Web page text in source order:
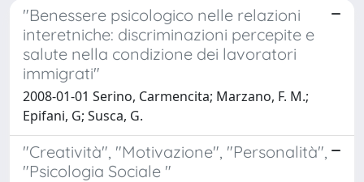
"Benessere psicologico nelle relazioni
interetniche: discriminazioni percepite e
salute nella condizione dei lavoratori
immigrati"
2008-01-01 Serino, Carmencita; Marzano, F. M.;
Epifani, G; Susca, G.
"Creatività", "Motivazione", "Personalità",
"Psicologia Sociale "